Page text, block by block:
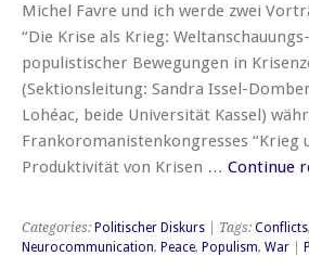
Michel Favre und ich werde zwei
“Die Krise als Krieg:
populistischer Bewegungen in
(Sektionsleitung: Sandra Issel-
Lohéac, beide Universität Kassel)
Frankoromanistenkongresses “Krieg
Produktivität von Krisen … Continue
Categories: Politischer Diskurs | Tags: Conflicts,
Neurocommunication, Peace, Populism, War